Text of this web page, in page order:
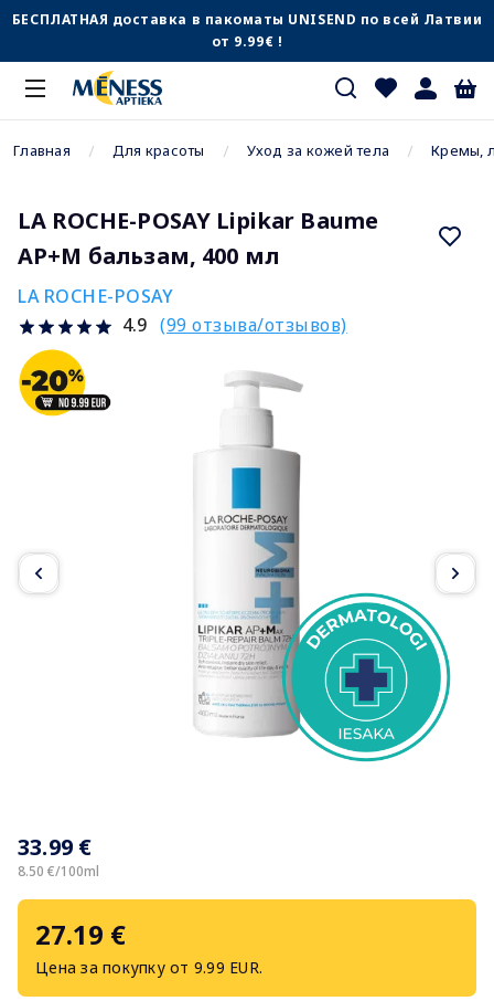
БЕСПЛАТНАЯ доставка в пакоматы UNISEND по всей Латвии
от 9.99€ !
Главная Для красоты Уход за кожей тела Кремы,
LA ROCHE-POSAY Lipikar Baume
AP+M бальзам, 400 мл
LA ROCHE-POSAY
4.9 (99 отзыва/отзывов)
33.99 €
8.50 €/100ml
27.19 €
Цена за покупку от 9.99 EUR.